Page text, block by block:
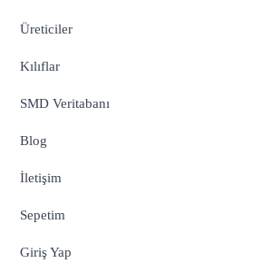
Üreticiler
Kılıflar
SMD Veritabanı
Blog
İletişim
Sepetim
Giriş Yap